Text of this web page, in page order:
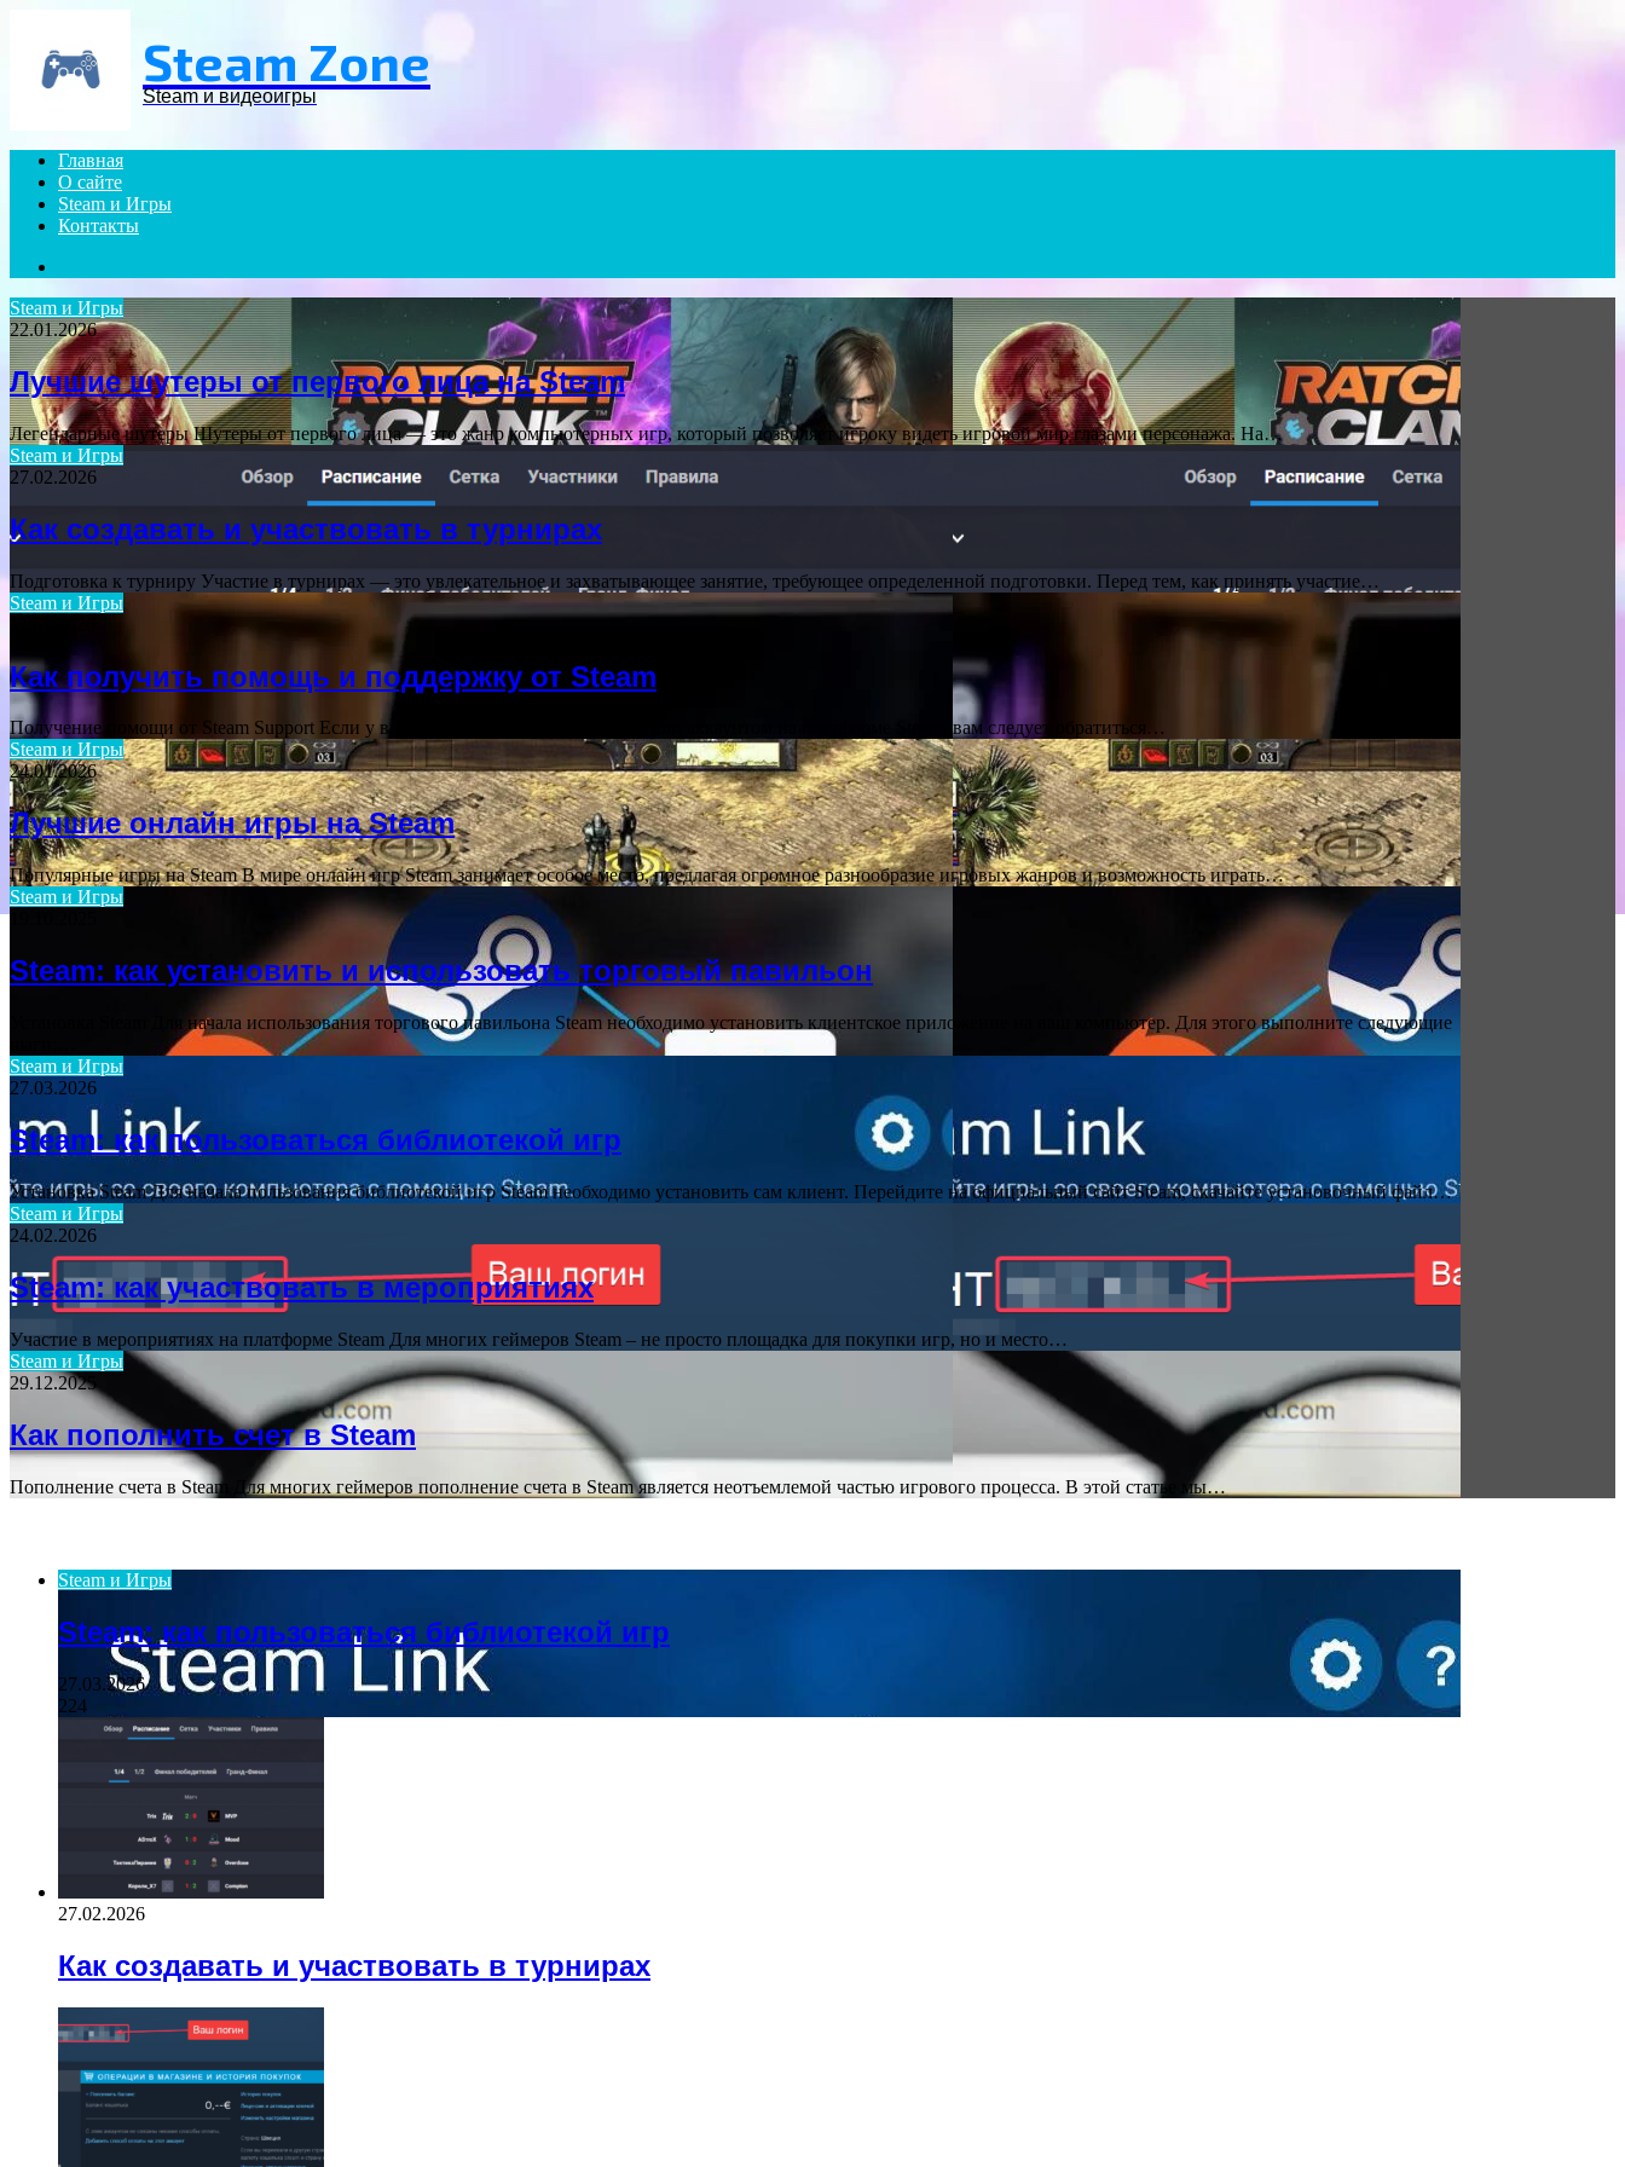
Steam Zone
Steam и видеоигры
Главная
О сайте
Steam и Игры
Контакты
Steam и Игры
22.01.2026
Лучшие шутеры от первого лица на Steam
Легендарные шутеры Шутеры от первого лица — это жанр компьютерных игр, который позволяет игроку видеть игровой мир глазами персонажа. На…
Steam и Игры
27.02.2026
Как создавать и участвовать в турнирах
Подготовка к турниру Участие в турнирах — это увлекательное и захватывающее занятие, требующее определенной подготовки. Перед тем, как принять участие…
Steam и Игры
Как получить помощь и поддержку от Steam
Получение помощи от Steam Support Если у вас возникли проблемы с игрой или аккаунтом на платформе Steam, вам следует обратиться…
Steam и Игры
24.01.2026
Лучшие онлайн игры на Steam
Популярные игры на Steam В мире онлайн игр Steam занимает особое место, предлагая огромное разнообразие игровых жанров и возможность играть…
Steam и Игры
Steam: как установить и использовать торговый павильон
Установка Steam Для начала использования торгового павильона Steam необходимо установить клиентское приложение на ваш компьютер. Для этого выполните следующие
Steam и Игры
27.03.2026
Steam: как пользоваться библиотекой игр
Установка Steam Для начала пользования библиотекой игр Steam необходимо установить сам клиент. Перейдите на официальный сайт Steam, скачайте установочный файл…
Steam и Игры
24.02.2026
Steam: как участвовать в мероприятиях
Участие в мероприятиях на платформе Steam Для многих геймеров Steam – не просто площадка для покупки игр, но и место…
Steam и Игры
29.12.2025
Как пополнить счет в Steam
Пополнение счета в Steam Для многих геймеров пополнение счета в Steam является неотъемлемой частью игрового процесса. В этой статье мы…
Steam и Игры
Steam: как пользоваться библиотекой игр
27.03.2026
224
27.02.2026
Как создавать и участвовать в турнирах